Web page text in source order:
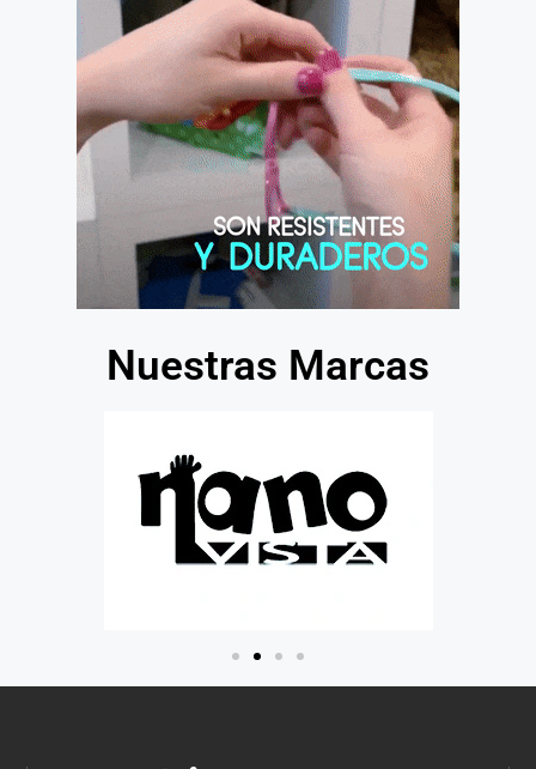
Nuestras Marcas